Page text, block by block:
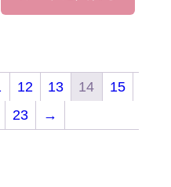
12 13 14
15
23 →